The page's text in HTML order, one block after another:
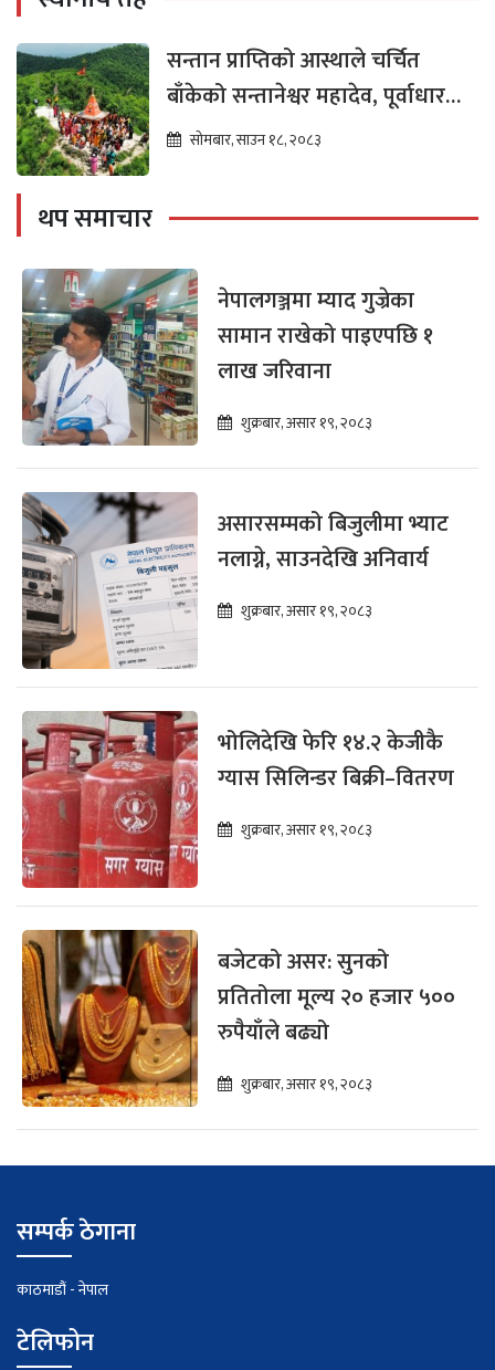
सन्तान प्राप्तिको आस्थाले चर्चित
बाँकेको सन्तानेश्वर महादेव, पूर्वाधार
विकासको पर्खाइमा
सोमबार, साउन १८, २०८३
थप समाचार
नेपालगञ्जमा म्याद गुज्रेका
सामान राखेको पाइएपछि १
लाख जरिवाना
शुक्रबार, असार १९, २०८३
असारसम्मको बिजुलीमा भ्याट
नलाग्ने, साउनदेखि अनिवार्य
शुक्रबार, असार १९, २०८३
भोलिदेखि फेरि १४.२ केजीकै
ग्यास सिलिन्डर बिक्री–वितरण
शुक्रबार, असार १९, २०८३
बजेटको असर: सुनको
प्रतितोला मूल्य २० हजार ५००
रुपैयाँले बढ्यो
शुक्रबार, असार १९, २०८३
सम्पर्क ठेगाना
काठमाडौं - नेपाल
टेलिफोन